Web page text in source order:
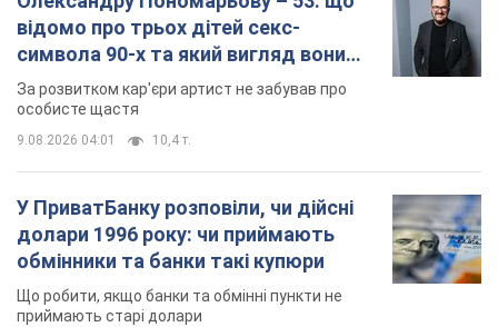
відомо про трьох дітей секс-
символа 90-х та який вигляд вони
мають
За розвитком кар'єри артист не забував про
особисте щастя
9.08.2026 04:01 10,4 т.
У ПриватБанку розповіли, чи дійсні
долари 1996 року: чи приймають
обмінники та банки такі купюри
Що робити, якщо банки та обмінні пункти не
приймають старі долари